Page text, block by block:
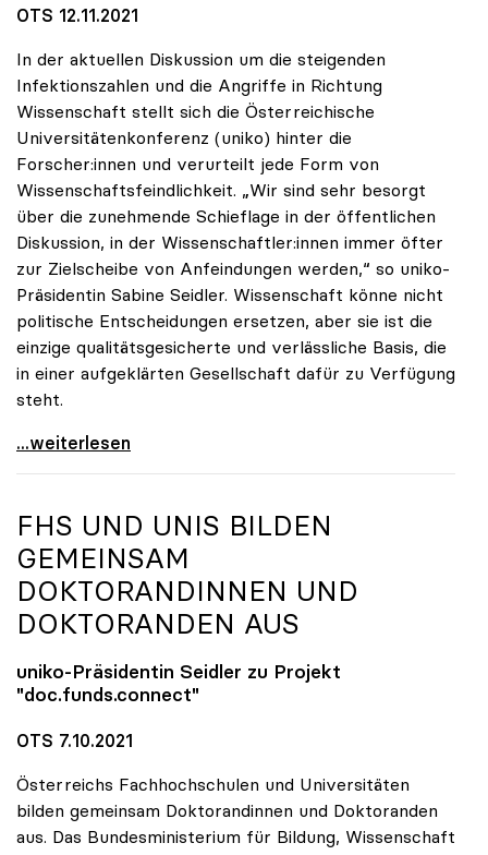
OTS 12.11.2021
In der aktuellen Diskussion um die steigenden
Infektionszahlen und die Angriffe in Richtung
Wissenschaft stellt sich die Österreichische
Universitätenkonferenz (uniko) hinter die
Forscher:innen und verurteilt jede Form von
Wissenschaftsfeindlichkeit. „Wir sind sehr besorgt
über die zunehmende Schieflage in der öffentlichen
Diskussion, in der Wissenschaftler:innen immer öfter
zur Zielscheibe von Anfeindungen werden,“ so uniko-
Präsidentin Sabine Seidler. Wissenschaft könne nicht
politische Entscheidungen ersetzen, aber sie ist die
einzige qualitätsgesicherte und verlässliche Basis, die
in einer aufgeklärten Gesellschaft dafür zu Verfügung
steht.
uniko stellt sich hinter Forscher:innen
...weiterlesen
FHS UND UNIS BILDEN
GEMEINSAM
DOKTORANDINNEN UND
DOKTORANDEN AUS
uniko-Präsidentin Seidler zu Projekt
"doc.funds.connect"
OTS 7.10.2021
Österreichs Fachhochschulen und Universitäten
bilden gemeinsam Doktorandinnen und Doktoranden
aus. Das Bundesministerium für Bildung, Wissenschaft